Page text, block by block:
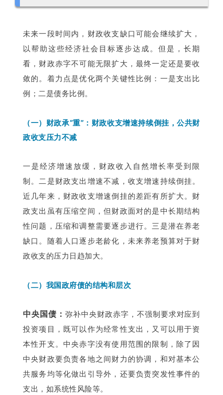
未来一段时间内，财政收支缺口可能会继续扩大，
以帮助这些经济社会目标逐步达成。但是，长期
看，财政赤字不可能无限扩大，最终一定还是要收
敛的。着力点是优化两个关键性比例：一是支出比
例；二是债务比例。
（一）财政承“重”：财政收支增速持续倒挂，公共财
政收支压力不减
一是经济增速放缓，财政收入自然增长率受到限
制。二是财政支出增速不减，收支增速持续倒挂。
近几年来，财政收支增速倒挂的差距有所扩大。财
政支出虽有压缩空间，但财政面对的是中长期结构
性问题，压缩和调整需要逐步进行。三是潜在养老
缺口。随着人口逐步老龄化，未来养老预算对于财
政收支的压力日趋加大。
（二）我国政府债的结构和层次
中央国债： 弥补中央财政赤字，不强制要求对应到
投资项目，既可以作为经常性支出，又可以用于资
本性开支。中央赤字没有使用范围的限制，除了因
中央财政要负责各地之间财力的协调，和对基本公
共服务均等化做出引导外，还要负责突发性事件的
支出，如系统性风险等。